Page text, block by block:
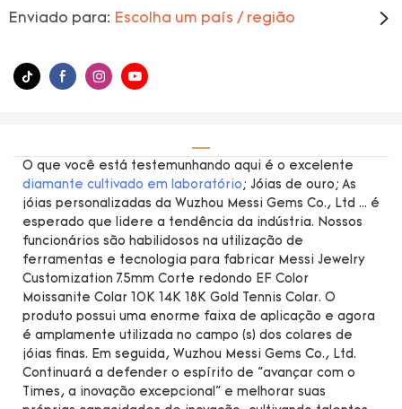
Enviado para: Escolha um país / região
O que você está testemunhando aqui é o excelente
diamante cultivado em laboratório ; Jóias de ouro; As
jóias personalizadas da Wuzhou Messi Gems Co., Ltd ... é
esperado que lidere a tendência da indústria. Nossos
funcionários são habilidosos na utilização de
ferramentas e tecnologia para fabricar Messi Jewelry
Customization 7.5mm Corte redondo EF Color
Moissanite Colar 10K 14K 18K Gold Tennis Colar. O
produto possui uma enorme faixa de aplicação e agora
é amplamente utilizada no campo (s) dos colares de
jóias finas. Em seguida, Wuzhou Messi Gems Co., Ltd.
Continuará a defender o espírito de "avançar com o
Times, a inovação excepcional" e melhorar suas